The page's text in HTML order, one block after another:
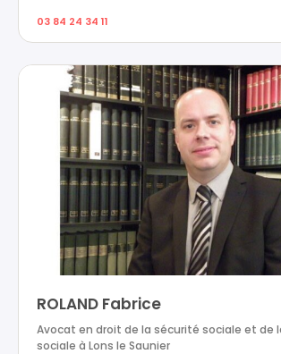
03 84 24 34 11
ROLAND Fabrice
Avocat en droit de la sécurité sociale et de
sociale à Lons le Saunier